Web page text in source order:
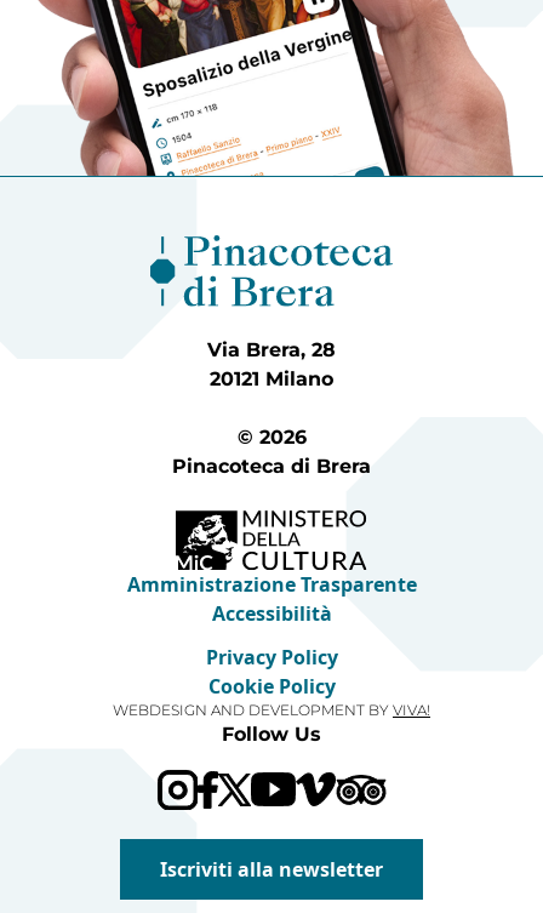
Via Brera, 28
20121 Milano
© 2026
Pinacoteca di Brera
Follow Us
Iscriviti alla newsletter
Amministrazione Trasparente
Accessibilità
Privacy Policy
Cookie Policy
WEBDESIGN AND DEVELOPMENT BY VIVA!